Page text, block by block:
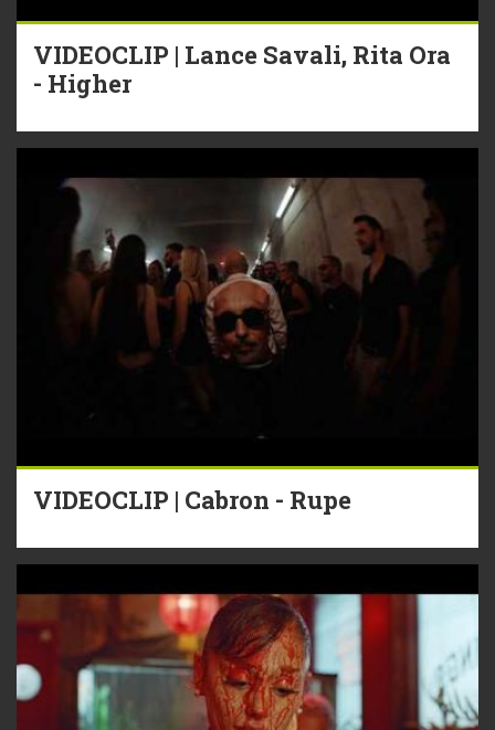
VIDEOCLIP | Lance Savali, Rita Ora
- Higher
VIDEOCLIP | Cabron - Rupe